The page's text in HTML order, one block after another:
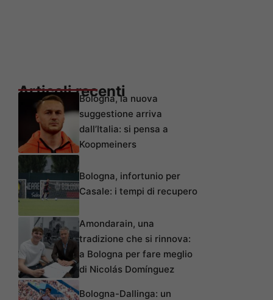
Articoli recenti
Bologna, la nuova
suggestione arriva
dall’Italia: si pensa a
Koopmeiners
Bologna, infortunio per
Casale: i tempi di recupero
Amondarain, una
tradizione che si rinnova:
a Bologna per fare meglio
di Nicolás Domínguez
Bologna-Dallinga: un